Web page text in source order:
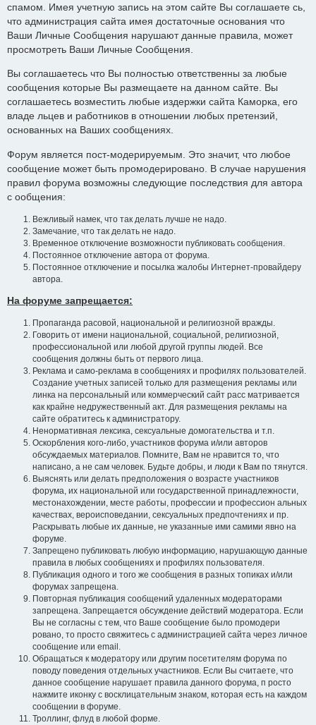
спамом. Имея учетную запись на этом сайте Вы соглашаете сь,
что администрация сайта имея достаточные основания что
Ваши Личные Сообщения нарушают данные правила, может
просмотреть Ваши Личные Сообщения.
Вы соглашаетесь что Вы полностью ответственны за любые
сообщения которые Вы размещаете на данном сайте. Вы
соглашаетесь возместить любые издержки сайта Каморка, его
владе льцев и работников в отношении любых претензий,
основанных на Ваших сообщениях.
Форум является пост-модерируемым. Это значит, что любое
сообщение может быть промодерировано. В случае нарушения
правил форума возможны следующие последствия для автора
с ообщения:
Вежливый намек, что так делать лучше не надо.
Замечание, что так делать не надо.
Временное отключение возможности публиковать сообщения.
Постоянное отключение автора от форума.
Постоянное отключение и посылка жалобы Интернет-провайдеру
автора.
На форуме запрещается:
Пропаганда расовой, национальной и религиозной вражды.
Говорить от имени национальной, социальной, религиозной,
профессиональной или любой другой группы людей. Все
сообщения должны быть от первого лица.
Реклама и само-реклама в сообщениях и профилях пользователей.
Создание учетных записей только для размещения рекламы или
линка на персональный или коммерческий сайт расс матривается
как крайне недружественный акт. Для размещения рекламы на
сайте обратитесь к администратору.
Ненормативная лексика, сексуальные домогательства и т.п.
Оскорбления кого-либо, участников форума и/или авторов
обсуждаемых материалов. Помните, Вам не нравится то, что
написано, а не сам человек. Будьте добры, и люди к Вам по тянутся.
Выяснять или делать предположения о возрасте участников
форума, их национальной или государственной принадлежности,
местонахождении, месте работы, профессии и профессион альных
качествах, вероисповедании, сексуальных предпочтениях и пр.
Раскрывать любые их данные, не указанные ими самими явно на
форуме.
Запрещено публиковать любую информацию, нарушающую данные
правила в любых сообщениях и профилях пользователя.
Публикация одного и того же сообщения в разных топиках и/или
форумах запрещена.
Повторная публикация сообщений удаленных модераторами
запрещена. Запрещается обсуждение действий модератора. Если
Вы не согласны с тем, что Ваше сообщение было промодери
ровано, то просто свяжитесь с администрацией сайта через личное
сообщение или email.
Обращаться к модератору или другим посетителям форума по
поводу поведения отдельных участников. Если Вы считаете, что
данное сообщение нарушает правила данного форума, п росто
нажмите иконку с восклицательным знаком, которая есть на каждом
сообщении в форуме.
Троллинг, флуд в любой форме.